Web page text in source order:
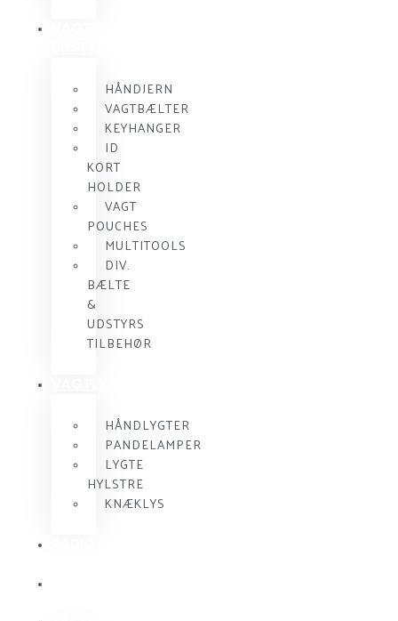
HÅNDJERN
VAGTBÆLTER
KEYHANGER
ID
KORT
HOLDER
VAGT
POUCHES
MULTITOOLS
DIV.
BÆLTE
&
UDSTYRS
TILBEHØR
HÅNDLYGTER
PANDELAMPER
LYGTE
HYLSTRE
KNÆKLYS